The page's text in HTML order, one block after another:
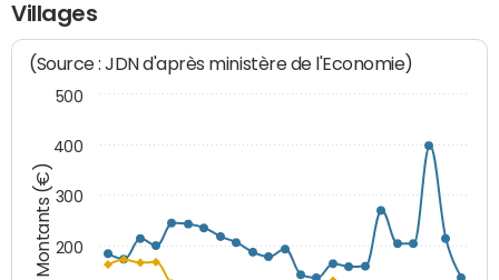
Villages
Montants (€)
(Source : JDN d'après ministère de l'Economie)
200
300
400
500